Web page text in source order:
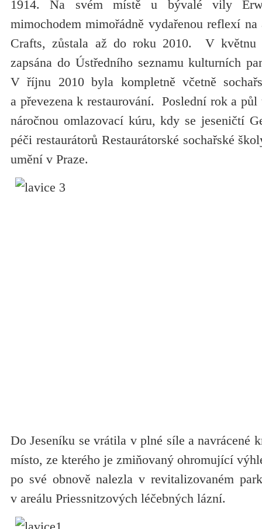
1914. Na svém místě u bývalé vily
mimochodem mimořádně vydařenou reflexí
Crafts, zůstala až do roku 2010. V květnu
zapsána do Ústředního seznamu kulturních
V říjnu 2010 byla kompletně včetně
a převezena k restaurování. Poslední rok a
náročnou omlazovací kúru, kdy se jeseničtí
péči restaurátorů Restaurátorské sochařské
umění v Praze.
Do Jeseníku se vrátila v plné síle a navrácené
místo, ze kterého je zmiňovaný ohromující
po své obnově nalezla v revitalizovaném
v areálu Priessnitzových léčebných lázní.